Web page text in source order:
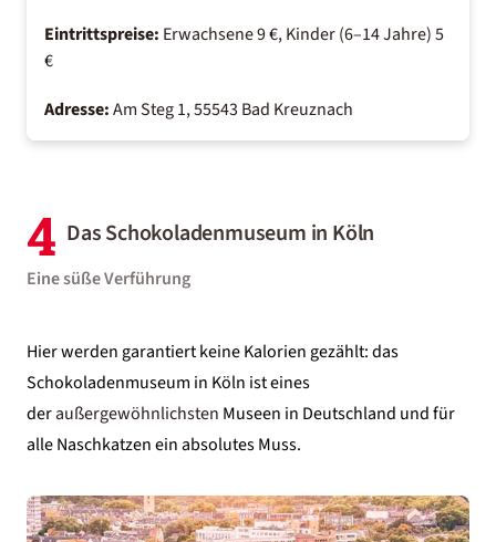
Eintrittspreise: Erwachsene 9 €, Kinder (6–14 Jahre) 5
€
Adresse:Am Steg 1, 55543 Bad Kreuznach
4 Das Schokoladenmuseum in Köln
Eine süße Verführung
Hier werden garantiert keine Kalorien gezählt: das
Schokoladenmuseum in Köln ist eines
deraußergewöhnlichsten Museen in Deutschland und für
alle Naschkatzen ein absolutes Muss.